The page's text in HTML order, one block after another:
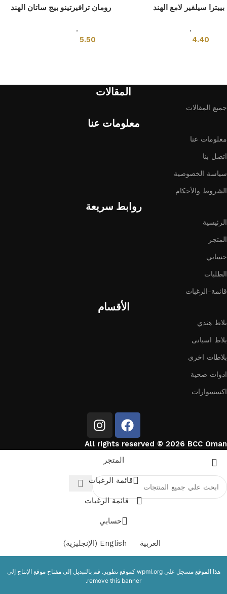
بييترا سيلفير لامع الهند
,
4.40
رومان ترافيرتينو بيج ساتان الهند
,
5.50
المقالات
جميع المقالات
معلومات عنا
معلومات عنا
اتصل بنا
سياسة الخصوصية
الشروط والأحكام
روابط سريعة
الرئيسية
المتجر
حسابي
الطلبات
قائمة-الرغبات
الأقسام
بلاط هندي
بلاط اسبانى
بلاطات اخرى
ادوات صحية
اكسسوارات
All rights reserved © 2026 BCC Oman
المتجر
قائمة الرغبات
قائمة الرغبات
حسابي
العربية English
(الإنجليزية)
هذا الموقع مسجل علىwpml.org كموقع تطوير. قم بالتبديل إلى مفتاح موقع الإنتاج إلى
remove this banner
.